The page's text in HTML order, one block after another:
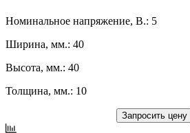
Номинальное напряжение, В.: 5
Ширина, мм.: 40
Высота, мм.: 40
Толщина, мм.: 10
Запросить цену